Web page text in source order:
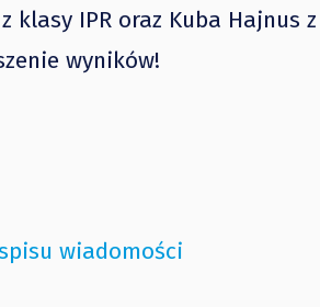
IPR oraz Kuba Hajnus
wyników!
wiadomości